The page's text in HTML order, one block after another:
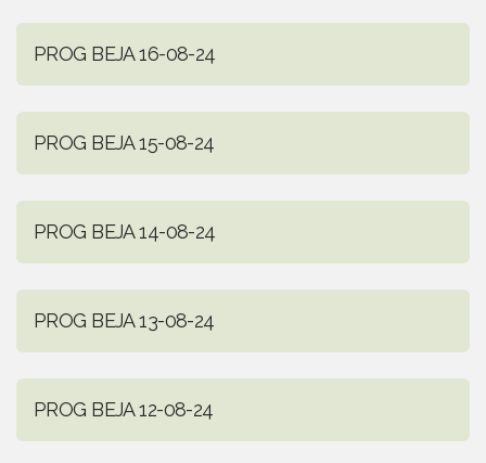
PROG BEJA 16-08-24
PROG BEJA 15-08-24
PROG BEJA 14-08-24
PROG BEJA 13-08-24
PROG BEJA 12-08-24